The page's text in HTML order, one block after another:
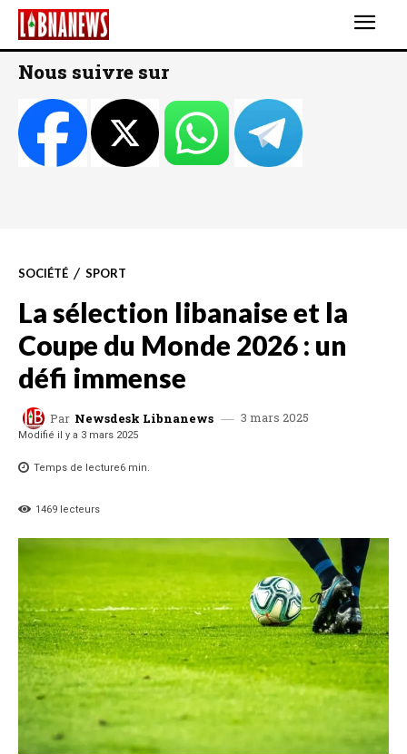
Nous suivre sur
SOCIÉTÉ SPORT
La sélection libanaise et la
Coupe du Monde 2026 : un
défi immense
Par Newsdesk Libnanews 3 mars 2025
Modifié il y a 3 mars 2025
Temps de lecture6 min.
1469 lecteurs